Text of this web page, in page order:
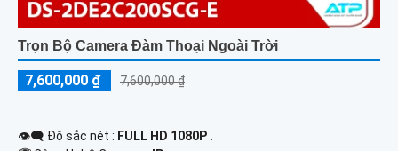
Trọn Bộ Camera Đàm Thoại Ngoài Trời
7,600,000 ₫ 7,600,000 ₫
👁️‍🗨 Độ sắc nét : FULL HD 1080P .